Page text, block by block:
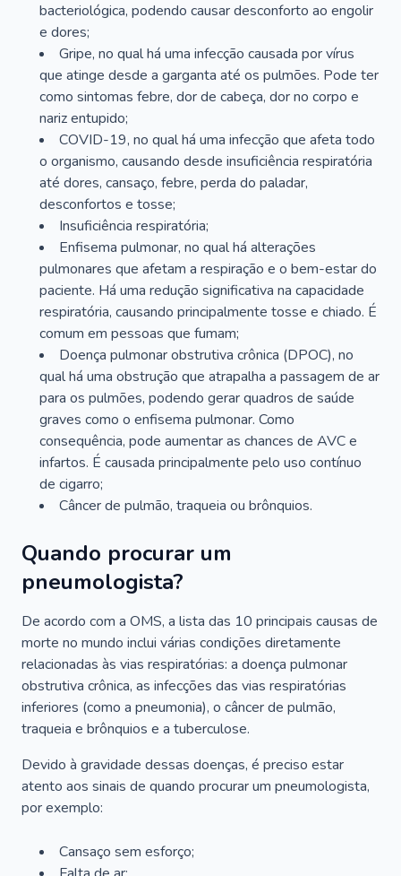
bacteriológica, podendo causar desconforto ao engolir
e dores;
Gripe, no qual há uma infecção causada por vírus
que atinge desde a garganta até os pulmões. Pode ter
como sintomas febre, dor de cabeça, dor no corpo e
nariz entupido;
COVID-19, no qual há uma infecção que afeta todo
o organismo, causando desde insuficiência respiratória
até dores, cansaço, febre, perda do paladar,
desconfortos e tosse;
Insuficiência respiratória;
Enfisema pulmonar, no qual há alterações
pulmonares que afetam a respiração e o bem-estar do
paciente. Há uma redução significativa na capacidade
respiratória, causando principalmente tosse e chiado. É
comum em pessoas que fumam;
Doença pulmonar obstrutiva crônica (DPOC), no
qual há uma obstrução que atrapalha a passagem de ar
para os pulmões, podendo gerar quadros de saúde
graves como o enfisema pulmonar. Como
consequência, pode aumentar as chances de AVC e
infartos. É causada principalmente pelo uso contínuo
de cigarro;
Câncer de pulmão, traqueia ou brônquios.
Quando procurar um
pneumologista?
De acordo com a OMS, a lista das 10 principais causas de
morte no mundo inclui várias condições diretamente
relacionadas às vias respiratórias: a doença pulmonar
obstrutiva crônica, as infecções das vias respiratórias
inferiores (como a pneumonia), o câncer de pulmão,
traqueia e brônquios e a tuberculose.
Devido à gravidade dessas doenças, é preciso estar
atento aos sinais de quando procurar um pneumologista,
por exemplo:
Cansaço sem esforço;